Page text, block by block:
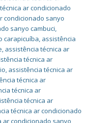
ar condicionado
condicionado sanyo
sanyo cambuci,
carapicuíba, assistência
, assistência técnica ar
técnica ar
, assistência técnica ar
técnica ar
técnica ar
técnica ar
técnica ar condicionado
ar condicionado sanyo